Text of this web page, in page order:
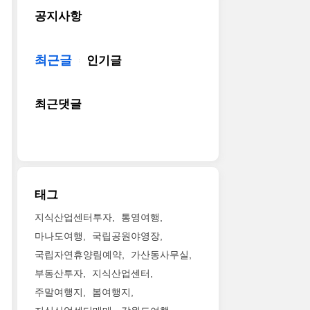
공지사항
최근글 인기글
최근댓글
태그
지식산업센터투자
통영여행
마나도여행
국립공원야영장
국립자연휴양림예약
가산동사무실
부동산투자
지식산업센터
주말여행지
봄여행지